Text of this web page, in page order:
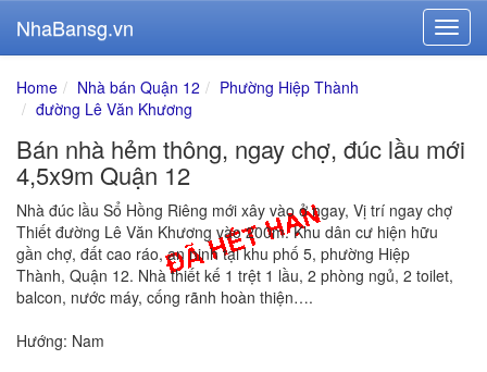
NhaBansg.vn
Home Nhà bán Quận 12
Phường Hiệp Thành
đường Lê Văn Khương
Bán nhà hẻm thông, ngay chợ, đúc lầu mới
4,5x9m Quận 12
Nhà đúc lầu Sổ Hồng Riêng mới xây vào ở ngay, Vị trí ngay chợ
Thiết đường Lê Văn Khương vào 200m. Khu dân cư hiện hữu
gần chợ, đất cao ráo, an ninh tại khu phố 5, phường Hiệp
Thành, Quận 12. Nhà thiết kế 1 trệt 1 lầu, 2 phòng ngủ, 2 toilet,
balcon, nước máy, cống rãnh hoàn thiện….
Hướng: Nam